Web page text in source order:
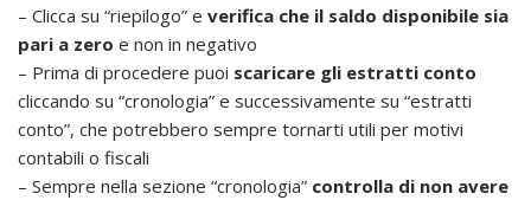
– Clicca su “riepilogo” e verifica che il saldo disponibile sia
pari a zero e non in negativo
– Prima di procedere puoi scaricare gli estratti conto
cliccando su “cronologia” e successivamente su “estratti
conto”, che potrebbero sempre tornarti utili per motivi
contabili o fiscali
– Sempre nella sezione “cronologia” controlla di non avere